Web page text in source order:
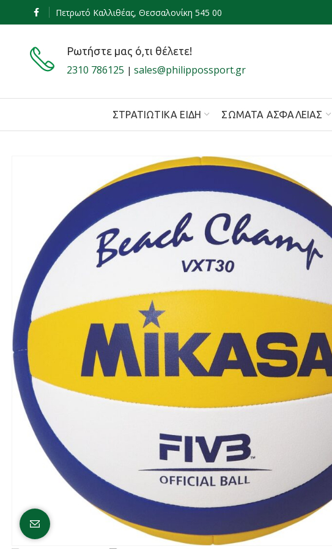
Πετρωτό Καλλιθέας, Θεσσαλονίκη 545 00
Ρωτήστε μας ό,τι θέλετε!
2310 786125 | sales@philippossport.gr
ΣΤΡΑΤΙΩΤΙΚΆ ΕΊΔΗ ΣΏΜΑΤΑ ΑΣΦΑΛΕΊΑΣ
Click to enlarge